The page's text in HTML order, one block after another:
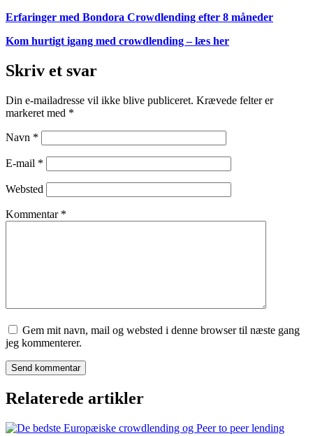
Erfaringer med Bondora Crowdlending efter 8 måneder
Kom hurtigt igang med crowdlending – læs her
Skriv et svar
Din e-mailadresse vil ikke blive publiceret. Krævede felter er
markeret med *
Navn *
E-mail *
Websted
Kommentar *
Gem mit navn, mail og websted i denne browser til næste gang
jeg kommenterer.
Relaterede artikler